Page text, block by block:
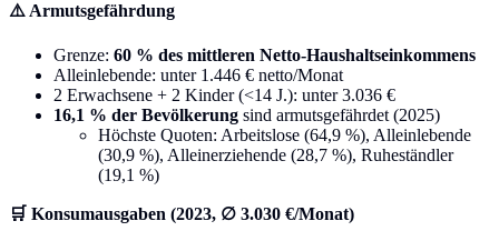
⚠️ Armutsgefährdung
Grenze: 60 % des mittleren Netto-Haushaltseinkommens
Alleinlebende: unter 1.446 € netto/Monat
2 Erwachsene + 2 Kinder (<14 J.): unter 3.036 €
16,1 % der Bevölkerung sind armutsgefährdet (2025)
Höchste Quoten: Arbeitslose (64,9 %), Alleinlebende
(30,9 %), Alleinerziehende (28,7 %), Ruheständler
(19,1 %)
🛒 Konsumausgaben (2023, ∅ 3.030 €/Monat)